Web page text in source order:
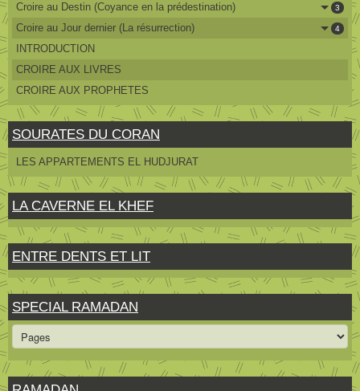
Croire au Destin (Coyance en la prédestination) 3
Croire au Jour dernier (La résurrection) 4
INTRODUCTION
CROIRE AUX LIVRES
CROIRE AUX PROPHETES
SOURATES DU CORAN
LES APPARTEMENTS EL HUDJURAT
LA CAVERNE EL KHEF
ENTRE DENTS ET LIT
SPECIAL RAMADAN